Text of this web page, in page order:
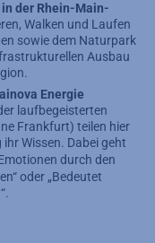
der Rhein-Main-
Walken und Laufen
sowie dem Naturpark
Ausbau
Energie
laufbegeisterten
Frankfurt) teilen hier
Wissen. Dabei geht
durch den
oder „Bedeutet